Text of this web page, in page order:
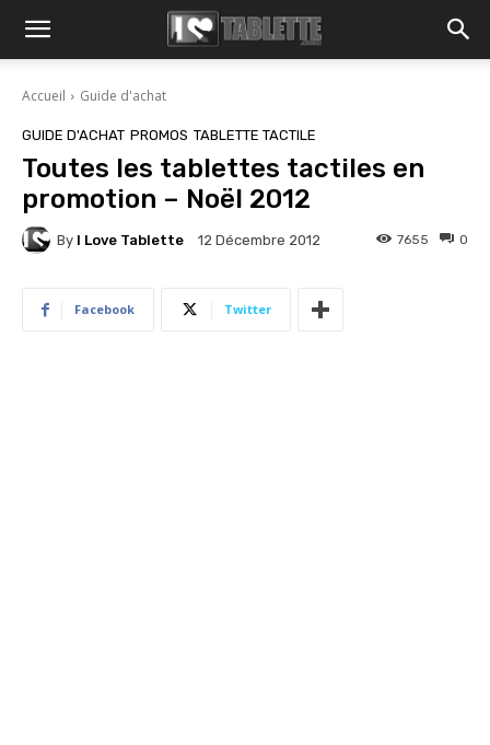
Accueil Guide d'achat
GUIDE D'ACHAT PROMOS TABLETTE TACTILE
Toutes les tablettes tactiles en
promotion – Noël 2012
By I Love Tablette 12 Décembre 2012 0
7655
Facebook Twitter